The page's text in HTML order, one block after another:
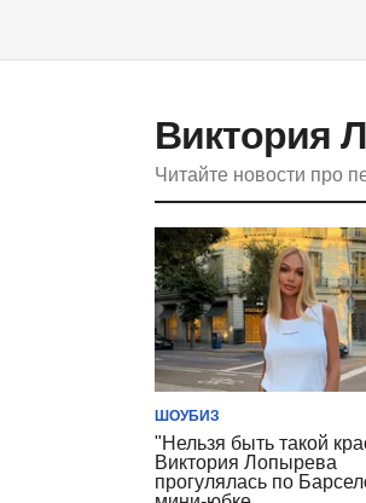
Виктория
Читайте новости про
ШОУБИЗ
"Нельзя быть такой
Виктория Лопырева
прогулялась по